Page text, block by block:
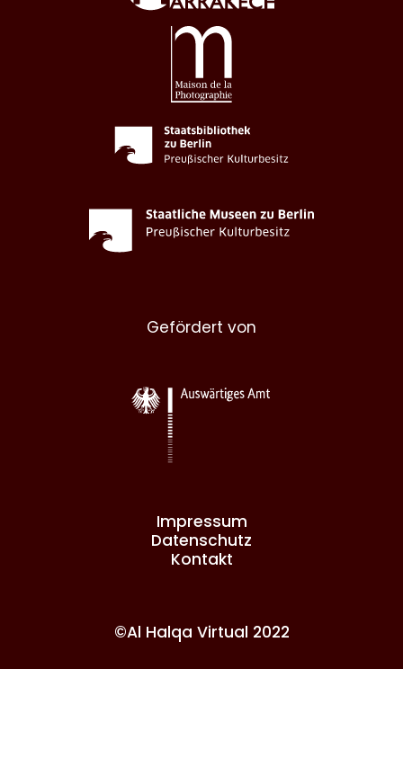
Gefördert von
Impressum
Datenschutz
Kontakt
©Al Halqa Virtual 2022